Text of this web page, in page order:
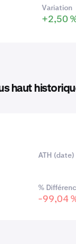
Variation
+2,50
haut
ATH (date)
%
-99,04